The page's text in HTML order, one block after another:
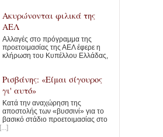
Ακυρώνονται φιλικά της
ΑΕΛ
Αλλαγές στο πρόγραμμα της
προετοιμασίας της ΑΕΛ έφερε η
κλήρωση του Κυπέλλου Ελλάδας,
Ρισβάνης: «Είμαι σίγουρος
γι' αυτό»
Κατά την αναχώρηση της
αποστολής των «βυσσινί» για το
βασικό στάδιο προετοιμασίας στο
[...]